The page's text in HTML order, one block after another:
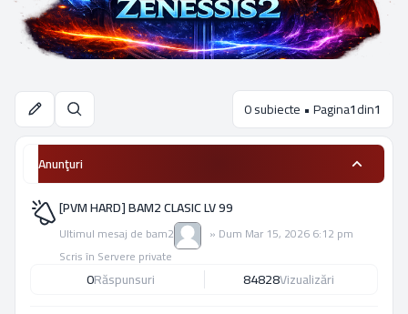
Căutare 0 subiecte • Pagina1din1
Anunţuri
[PVM HARD] BAM2 CLASIC LV 99
Ultimul mesaj de bam2 » Dum Mar 15, 2026 6:12 pm
Scris în Servere private
0Răspunsuri 84828Vizualizări